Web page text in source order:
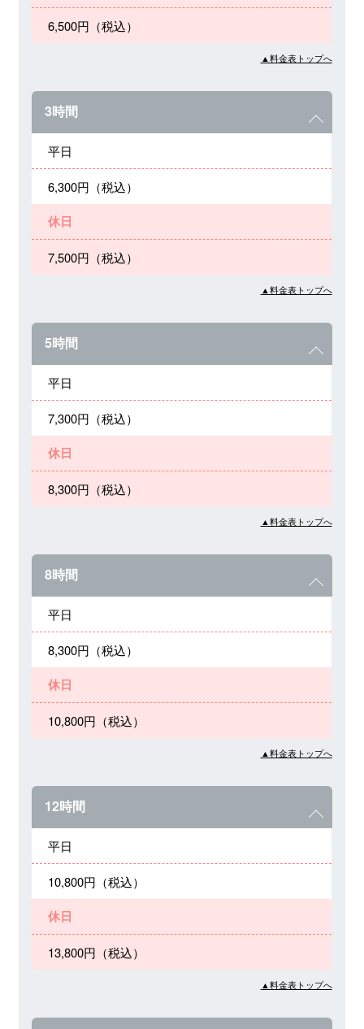
6,500円（税込）
▲料金表トップへ
3時間
平日
6,300円（税込）
休日
7,500円（税込）
▲料金表トップへ
5時間
平日
7,300円（税込）
休日
8,300円（税込）
▲料金表トップへ
8時間
平日
8,300円（税込）
休日
10,800円（税込）
▲料金表トップへ
12時間
平日
10,800円（税込）
休日
13,800円（税込）
▲料金表トップへ